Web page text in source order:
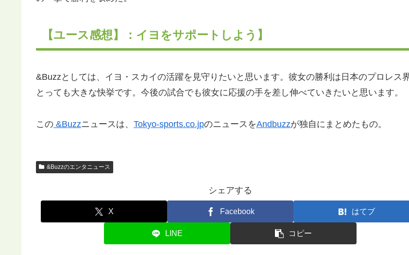
【ユース感想】：イヨをサポートしよう】
&Buzzとしては、イヨ・スカイの活躍を見守りたいと思います。彼女の勝利は日本のプロレス
とっても大きな快挙です。今後の試合でも彼女に応援の手を差し伸べていきたいと思います。
この &Buzzニュースは、 Tokyo-sports.co.jpのニュースをAndbuzzが独自にまとめたもの。
&Buzzのエンタニュース
シェアする
X Facebook はてブ
LINE コピー